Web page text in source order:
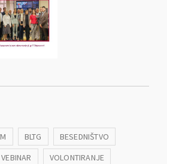
BLTG
BESEDNIŠTVO
VEBINAR
VOLONTIRANJE